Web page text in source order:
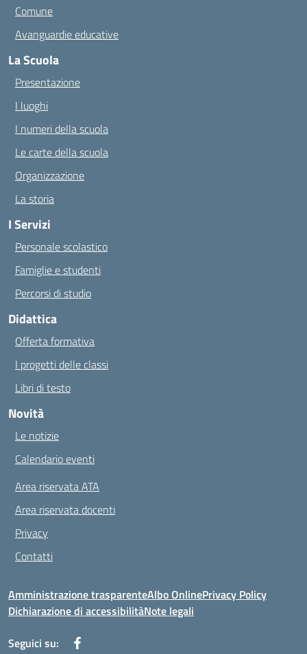
Comune
Avanguardie educative
La Scuola
Presentazione
I luoghi
I numeri della scuola
Le carte della scuola
Organizzazione
La storia
I Servizi
Personale scolastico
Famiglie e studenti
Percorsi di studio
Didattica
Offerta formativa
I progetti delle classi
Libri di testo
Novità
Le notizie
Calendario eventi
Area riservata ATA
Area riservata docenti
Privacy
Contatti
Amministrazione trasparenteAlbo OnlinePrivacy Policy
Dichiarazione di accessibilitàNote legali
Seguici su: